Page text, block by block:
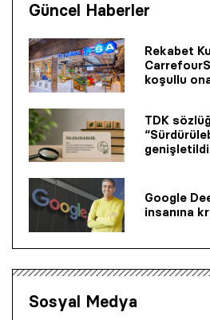
Güncel Haberler
Rekabet
koşullu
TDK
genişletildi
Google
insanına
Sosyal Medya